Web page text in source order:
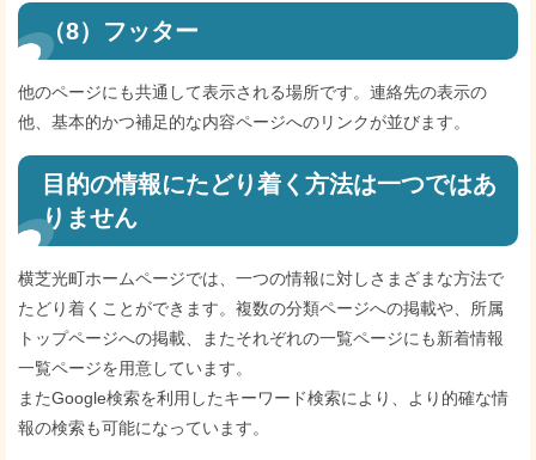
（8）フッター
他のページにも共通して表示される場所です。連絡先の表示の
他、基本的かつ補足的な内容ページへのリンクが並びます。
目的の情報にたどり着く方法は一つではあ
りません
横芝光町ホームページでは、一つの情報に対しさまざまな方法で
たどり着くことができます。複数の分類ページへの掲載や、所属
トップページへの掲載、またそれぞれの一覧ページにも新着情報
一覧ページを用意しています。
またGoogle検索を利用したキーワード検索により、より的確な情
報の検索も可能になっています。